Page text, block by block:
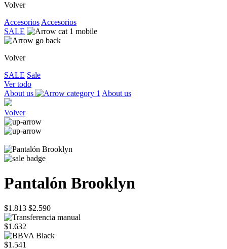
Volver
Accesorios Accesorios
SALE
Volver
SALE Sale
Ver todo
About us
About us
Volver
Pantalón Brooklyn
$1.813 $2.590
$1.632
$1.541